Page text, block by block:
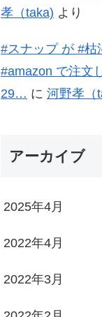
孝（taka) より
#スナップ が #枯
#amazon で注文
29… に 河野孝（
アーカイブ
2025年4月
2022年4月
2022年3月